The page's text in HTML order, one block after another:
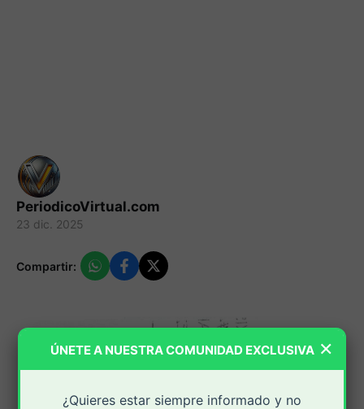
PeriodicoVirtual.com
23 dic. 2025
Compartir:
×
ÚNETE A NUESTRA COMUNIDAD EXCLUSIVA
¿Quieres estar siempre informado y no